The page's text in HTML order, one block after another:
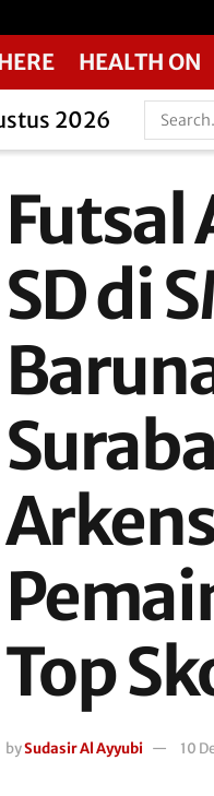
HEALTH ON
2026
Futsal
SD di
Top
bySudasir Al Ayyubi 10